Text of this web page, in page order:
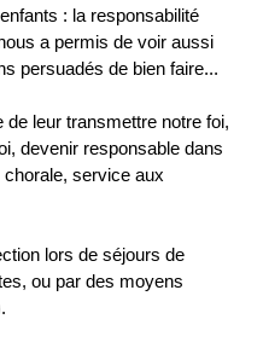
: la responsabilité
a permis de voir aussi
persuadés de bien faire...
de leur transmettre notre foi,
devenir responsable dans
service aux
lors de séjours de
ou par des moyens